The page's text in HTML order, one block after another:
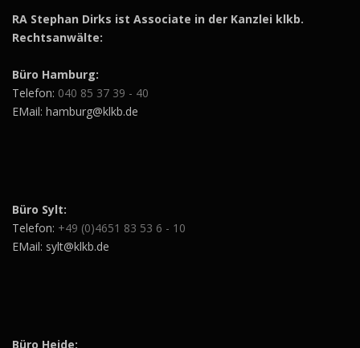
RA Stephan Dirks ist Associate in der Kanzlei klkb.
Rechtsanwälte:
Büro Hamburg:
Telefon: 040 85 37 39 - 40
EMail: hamburg@klkb.de
Büro Sylt:
Telefon: +49 (0)4651 83 53 6 - 10
EMail: sylt@klkb.de
Büro Heide: